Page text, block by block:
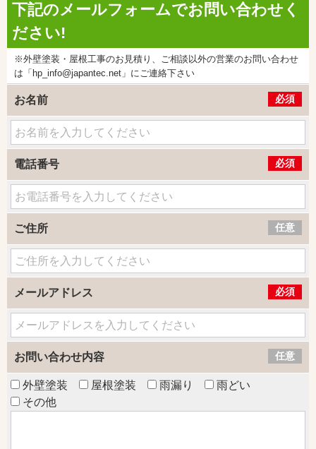
下記のメールフォームでお問い合わせく
ださい!
※外壁塗装・屋根工事のお見積り、ご相談以外の営業のお問い合わせ
は「hp_info@japantec.net」にご連絡下さい
お名前 必須
電話番号 必須
ご住所 任意
メールアドレス 必須
お問い合わせ内容 任意
外壁塗装 屋根塗装 雨漏り
雨どい
その他